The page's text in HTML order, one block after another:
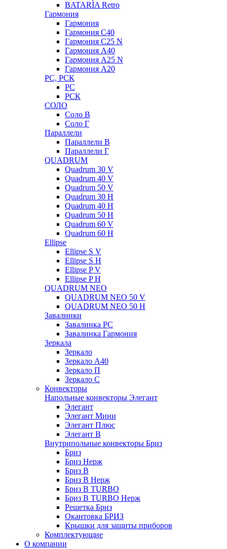
BATARÌA Retro
Гармония
Гармония
Гармония С40
Гармония С25 N
Гармония А40
Гармония А25 N
Гармония А20
РС, РСК
РС
РСК
СОЛО
Соло В
Соло Г
Параллели
Параллели В
Параллели Г
QUADRUM
Quadrum 30 V
Quadrum 40 V
Quadrum 50 V
Quadrum 30 H
Quadrum 40 H
Quadrum 50 H
Quadrum 60 V
Quadrum 60 H
Ellipse
Ellipse S V
Ellipse S H
Ellipse P V
Ellipse P H
QUADRUM NEO
QUADRUM NEO 50 V
QUADRUM NEO 50 H
Завалинки
Завалинка РС
Завалинка Гармония
Зеркала
Зеркало
Зеркало А40
Зеркало П
Зеркало С
Конвекторы
Напольные конвекторы Элегант
Элегант
Элегант Мини
Элегант Плюс
Элегант В
Внутрипольные конвекторы Бриз
Бриз
Бриз Нерж
Бриз В
Бриз В Нерж
Бриз В TURBO
Бриз В TURBO Нерж
Решетка Бриз
Окантовка БРИЗ
Крышки для защиты приборов
Комплектующие
О компании